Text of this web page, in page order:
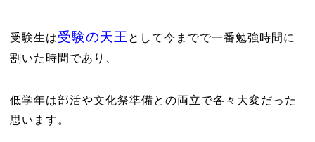
受験生は受験の天王 として今までで一番勉強時間に
割いた時間であり、
低学年は部活や文化祭準備との両立で各々大変だった
思います。